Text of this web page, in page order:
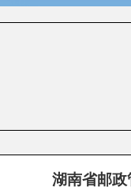
湖南省邮